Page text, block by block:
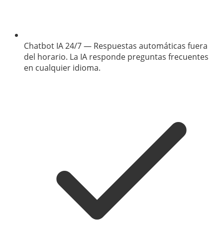
Chatbot IA 24/7— Respuestas automáticas fuera
del horario. La IA responde preguntas frecuentes
en cualquier idioma.